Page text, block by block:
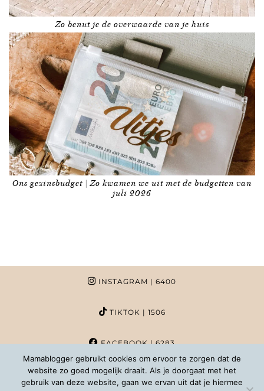
Zo benut je de overwaarde van je huis
Ons gezinsbudget | Zo kwamen we uit met de budgetten van
juli 2026
INSTAGRAM | 6400
TIKTOK | 1506
FACEBOOK| 6283
PINTEREST | 1020
Mamablogger gebruikt cookies om ervoor te zorgen dat de
website zo goed mogelijk draait. Als je doorgaat met het
gebruik van deze website, gaan we ervan uit dat je hiermee